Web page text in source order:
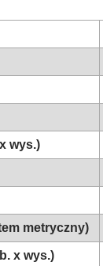
wys.)
metryczny)
x wys.)